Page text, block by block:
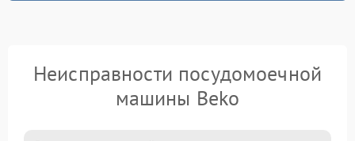
Неисправности посудомоечной
машины Beko